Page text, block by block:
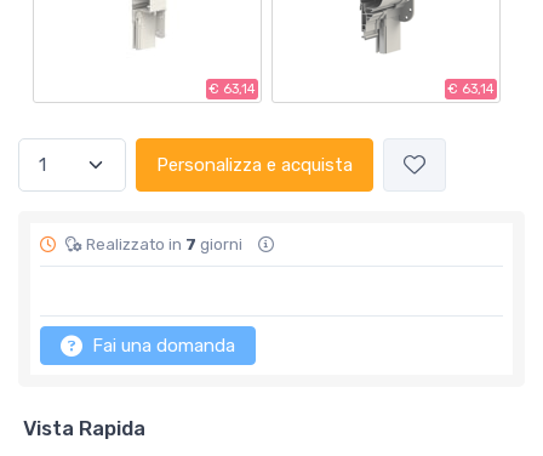
€ 63,14 € 63,14
Personalizza e acquista
Realizzato in 7 giorni
Fai una domanda
Vista Rapida